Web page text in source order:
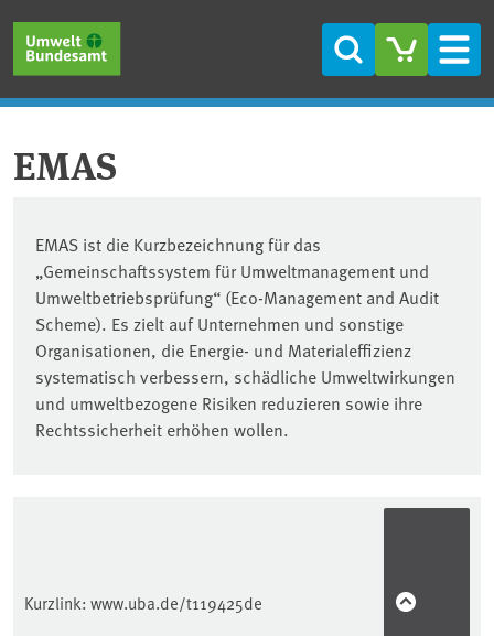
Suche
EMAS
EMAS ist die Kurzbezeichnung für das
„Gemeinschaftssystem für Umweltmanagement und
Umweltbetriebsprüfung“ (Eco-Management and Audit
Scheme). Es zielt auf Unternehmen und sonstige
Organisationen, die Energie- und Materialeffizienz
systematisch verbessern, schädliche Umweltwirkungen
und umweltbezogene Risiken reduzieren sowie ihre
Rechtssicherheit erhöhen wollen.
Kurzlink: www.uba.de/t119425de